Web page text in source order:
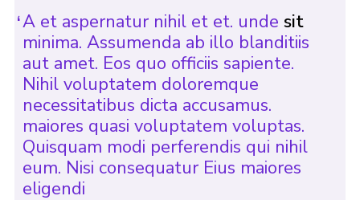
A et aspernatur nihil et et. unde sit
minima. Assumenda ab illo blanditiis
aut amet. Eos quo officiis sapiente.
Nihil voluptatem doloremque
necessitatibus dicta accusamus.
maiores quasi voluptatem voluptas.
Quisquam modi perferendis qui nihil
eum. Nisi consequatur Eius maiores
eligendi